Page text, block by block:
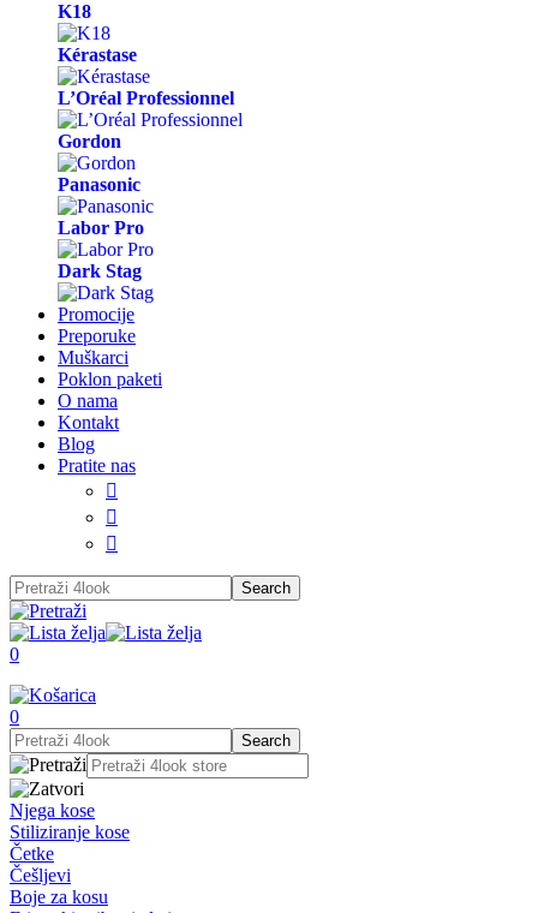
K18
Kérastase
L’Oréal Professionnel
Gordon
Panasonic
Labor Pro
Dark Stag
Promocije
Preporuke
Muškarci
Poklon paketi
O nama
Kontakt
Blog
Pratite nas



0
0
Njega kose
Stiliziranje kose
Četke
Češljevi
Boje za kosu